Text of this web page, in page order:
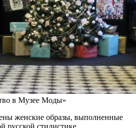
в Музее Моды»
женские образы, выполненные
русской стилистике